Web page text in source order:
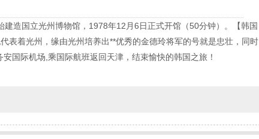
造国立光州博物馆，1978年12月6日正式开馆（50分钟）。【韩国
表着光州，缘由光州培养出**优秀的金德玲将军的号就是忠壮，同时
国际机场,乘国际航班返回天津，结束愉快的韩国之旅！